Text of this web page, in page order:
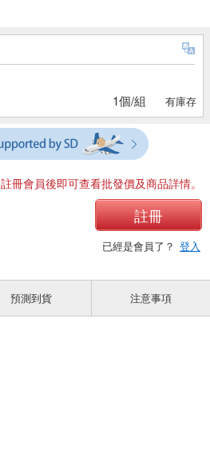
1個/組 有庫存
註冊會員後即可查看批發價及商品詳情。
註冊
已經是會員了？ 登入
預測到貨 注意事項